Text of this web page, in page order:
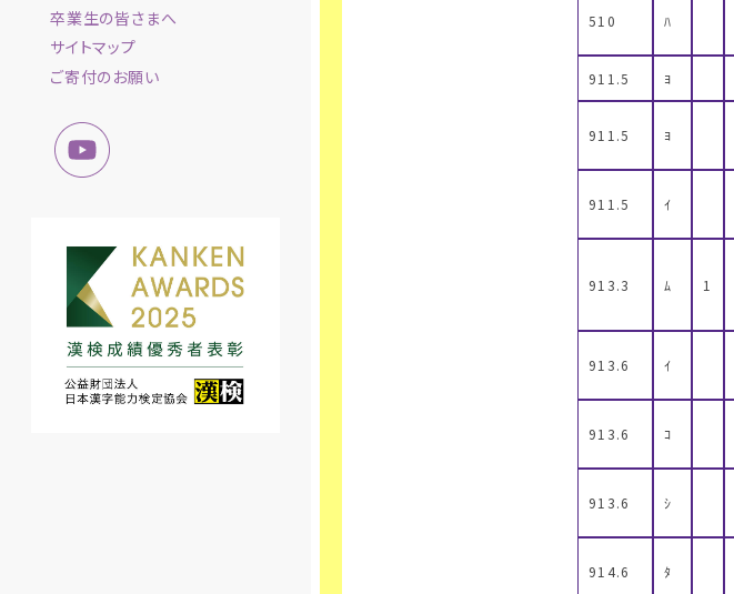
卒業生の皆さまへ
サイトマップ
ご寄付のお願い
510 ﾊ
911.5 ﾖ
911.5 ﾖ
911.5 ｲ
913.3 ﾑ 1
913.6 ｲ
913.6 ｺ
913.6 ｼ
914.6 ﾀ